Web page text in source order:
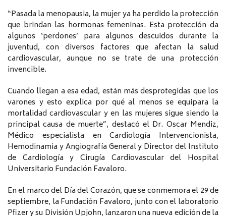
“Pasada la menopausia, la mujer ya ha perdido la protección
que brindan las hormonas femeninas. Esta protección da
algunos ‘perdones’ para algunos descuidos durante la
juventud, con diversos factores que afectan la salud
cardiovascular, aunque no se trate de una protección
invencible.
Cuando llegan a esa edad, están más desprotegidas que los
varones y esto explica por qué al menos se equipara la
mortalidad cardiovascular y en las mujeres sigue siendo la
principal causa de muerte”, destacó el Dr. Oscar Mendiz,
Médico especialista en Cardiología Intervencionista,
Hemodinamia y Angiografía General y Director del Instituto
de Cardiología y Cirugía Cardiovascular del Hospital
Universitario Fundación Favaloro.
En el marco del Día del Corazón, que se conmemora el 29 de
septiembre, la Fundación Favaloro, junto con el laboratorio
Pfizer y su División Upjohn, lanzaron una nueva edición de la